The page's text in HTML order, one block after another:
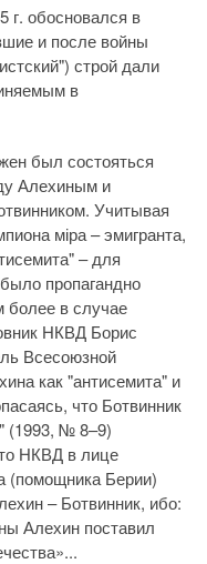
г. обосновался в
и после войны
строй дали
в
был состояться
Алехиным и
Учитывая
міра – эмигранта,
– для
пропагандно
в случае
НКВД Борис
Всесоюзной
как "антисемита" и
что Ботвинник
(1993, № 8–9)
НКВД в лице
(помощника Берии)
– Ботвинник, ибо:
Алехин поставил